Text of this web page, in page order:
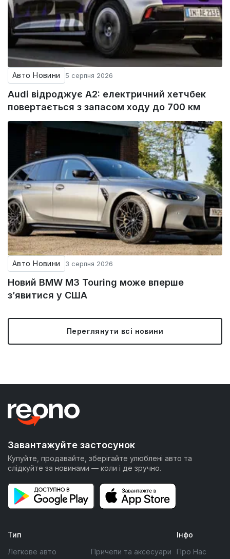
Авто Новини 5 серпня 2026
Audi відроджує A2: електричний хетчбек
повертається з запасом ходу до 700 км
Авто Новини 3 серпня 2026
Новий BMW M3 Touring може вперше
з’явитися у США
Переглянути всі новини
Завантажуйте застосунок
Купуйте, продавайте, зберігайте улюблені авто та
слідкуйте за новинами — коли і де зручно.
Тип
Легкове авто
Причепи та аксесуари
Інфо
Про Нас